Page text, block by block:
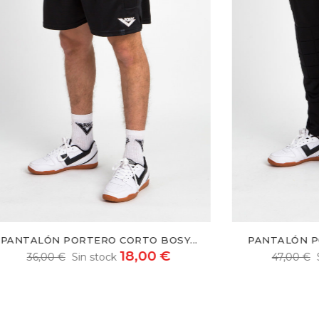
PANTALÓN PORTERO LARGO COTI...
47,00 € Sin stock 23,50 € 58,00